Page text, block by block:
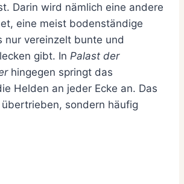
Darin wird nämlich eine andere
eine meist bodenständige
nur vereinzelt bunte und
gibt. In Palast der
hingegen springt das
Helden an jeder Ecke an. Das
sondern häufig